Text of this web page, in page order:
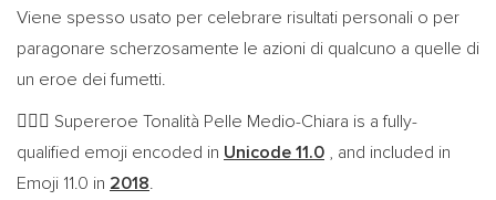
Viene spesso usato per celebrare risultati personali o per
paragonare scherzosamente le azioni di qualcuno a quelle di
un eroe dei fumetti.
🦸🏼‍♂️ Supereroe Tonalità Pelle Medio-Chiara is a fully-
qualified emoji encoded in Unicode 11.0 , and included in
Emoji 11.0 in 2018.